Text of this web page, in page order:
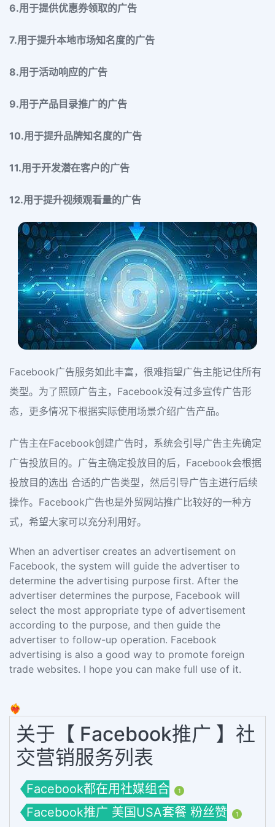
6.用于提供优惠券领取的广告
7.用于提升本地市场知名度的广告
8.用于活动响应的广告
9.用于产品目录推广的广告
10.用于提升品牌知名度的广告
11.用于开发潜在客户的广告
12.用于提升视频观看量的广告
Facebook广告服务如此丰富，很难指望广告主能记住所有
类型。为了照顾广告主，Facebook没有过多宣传广告形
态，更多情况下根据实际使用场景介绍广告产品。
广告主在Facebook创建广告时，系统会引导广告主先确定
广告投放目的。广告主确定投放目的后，Facebook会根据
投放目的选出 合适的广告类型，然后引导广告主进行后续
操作。Facebook广告也是外贸网站推广比较好的一种方
式，希望大家可以充分利用好。
When an advertiser creates an advertisement on
Facebook, the system will guide the advertiser to
determine the advertising purpose first. After the
advertiser determines the purpose, Facebook will
select the most appropriate type of advertisement
according to the purpose, and then guide the
advertiser to follow-up operation. Facebook
advertising is also a good way to promote foreign
trade websites. I hope you can make full use of it.
❤️‍🔥
关于【 Facebook推广 】社
交营销服务列表
Facebook都在用社媒组合 1
Facebook推广 美国USA套餐 粉丝赞 1